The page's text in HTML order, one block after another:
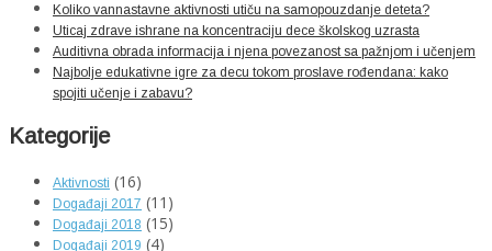
Koliko vannastavne aktivnosti utiču na samopouzdanje deteta?
Uticaj zdrave ishrane na koncentraciju dece školskog uzrasta
Auditivna obrada informacija i njena povezanost sa pažnjom i učenjem
Najbolje edukativne igre za decu tokom proslave rođendana: kako
spojiti učenje i zabavu?
Kategorije
Aktivnosti (16)
Događaji 2017 (11)
Događaji 2018 (15)
Događaji 2019 (4)